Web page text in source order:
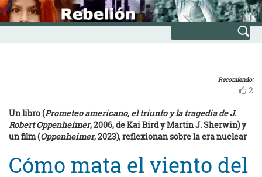
Skip
to
content
INICIO
Avanzada
Recomiendo:
2
Un libro (Prometeo americano, el triunfo y la tragedia de J.
Robert Oppenheimer, 2006, de Kai Bird y Martin J. Sherwin) y
un film (Oppenheimer, 2023), reflexionan sobre la era nuclear
Cómo mata el viento del